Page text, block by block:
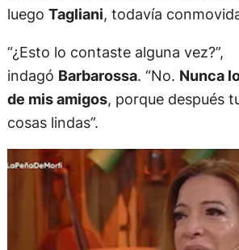
luego Tagliani, todavía
“¿Esto lo contaste alguna vez?”,
indagó Barbarossa. “No. Nunca
de mis amigos, porque después
cosas lindas”.